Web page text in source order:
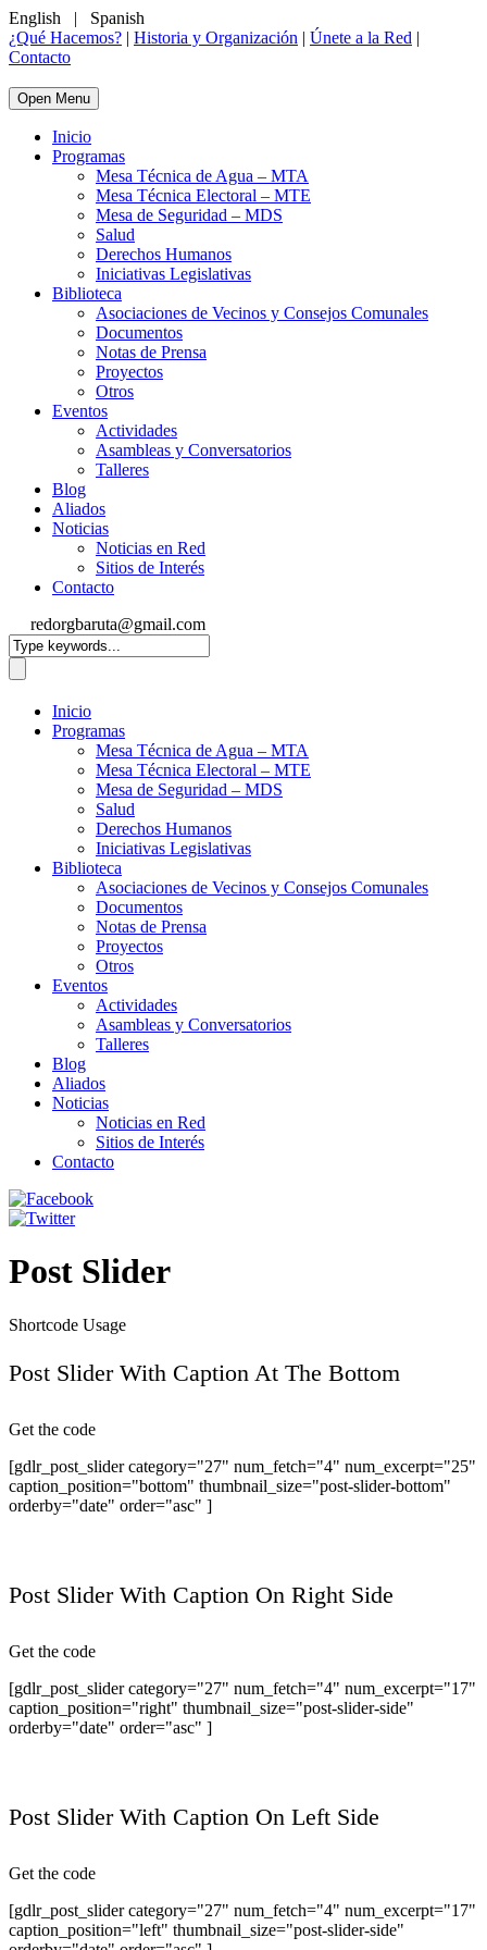
English |
Spanish
¿Qué Hacemos? | Historia y Organización | Únete a la Red |
Contacto
Open Menu
Inicio
Programas
Mesa Técnica de Agua – MTA
Mesa Técnica Electoral – MTE
Mesa de Seguridad – MDS
Salud
Derechos Humanos
Iniciativas Legislativas
Biblioteca
Asociaciones de Vecinos y Consejos Comunales
Documentos
Notas de Prensa
Proyectos
Otros
Eventos
Actividades
Asambleas y Conversatorios
Talleres
Blog
Aliados
Noticias
Noticias en Red
Sitios de Interés
Contacto
redorgbaruta@gmail.com
Inicio
Programas
Mesa Técnica de Agua – MTA
Mesa Técnica Electoral – MTE
Mesa de Seguridad – MDS
Salud
Derechos Humanos
Iniciativas Legislativas
Biblioteca
Asociaciones de Vecinos y Consejos Comunales
Documentos
Notas de Prensa
Proyectos
Otros
Eventos
Actividades
Asambleas y Conversatorios
Talleres
Blog
Aliados
Noticias
Noticias en Red
Sitios de Interés
Contacto
Post Slider
Shortcode Usage
Post Slider With Caption At The Bottom
Get the code
[gdlr_post_slider category="27" num_fetch="4" num_excerpt="25"
caption_position="bottom" thumbnail_size="post-slider-bottom"
orderby="date" order="asc" ]
Post Slider With Caption On Right Side
Get the code
[gdlr_post_slider category="27" num_fetch="4" num_excerpt="17"
caption_position="right" thumbnail_size="post-slider-side"
orderby="date" order="asc" ]
Post Slider With Caption On Left Side
Get the code
[gdlr_post_slider category="27" num_fetch="4" num_excerpt="17"
caption_position="left" thumbnail_size="post-slider-side"